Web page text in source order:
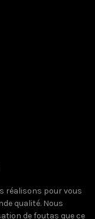
réalisons pour vous
qualité. Nous
de foutas que ce